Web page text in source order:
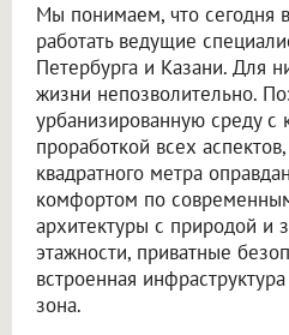
Мы понимаем, что сегодня
работать ведущие
Петербурга и Казани. Для
жизни непозволительно.
урбанизированную среду с
проработкой всех
квадратного метра
комфортом по
архитектуры с природой и
этажности, приватные
встроенная
зона.